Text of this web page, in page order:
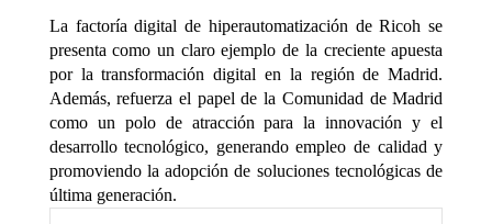
La factoría digital de hiperautomatización de Ricoh se
presenta como un claro ejemplo de la creciente apuesta
por la transformación digital en la región de Madrid.
Además, refuerza el papel de la Comunidad de Madrid
como un polo de atracción para la innovación y el
desarrollo tecnológico, generando empleo de calidad y
promoviendo la adopción de soluciones tecnológicas de
última generación.